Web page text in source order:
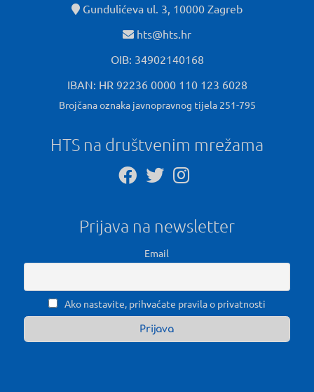
Gundulićeva ul. 3, 10000 Zagreb
hts@hts.hr
OIB: 34902140168
IBAN: HR 92236 0000 110 123 6028
Brojčana oznaka javnopravnog tijela 251-795
HTS na društvenim mrežama
Prijava na newsletter
Email
Ako nastavite, prihvaćate pravila o privatnosti